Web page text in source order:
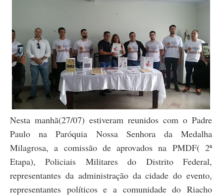
Nesta manhã(27/07) estiveram reunidos com o Padre
Paulo na Paróquia Nossa Senhora da Medalha
Milagrosa, a comissão de aprovados na PMDF( 2ª
Etapa), Policiais Militares do Distrito Federal,
representantes da administração da cidade do evento,
representantes políticos e a comunidade do Riacho